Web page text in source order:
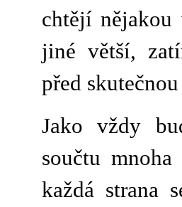
chtějí
jiné větší,
před
Jako vždy
součtu
každá strana